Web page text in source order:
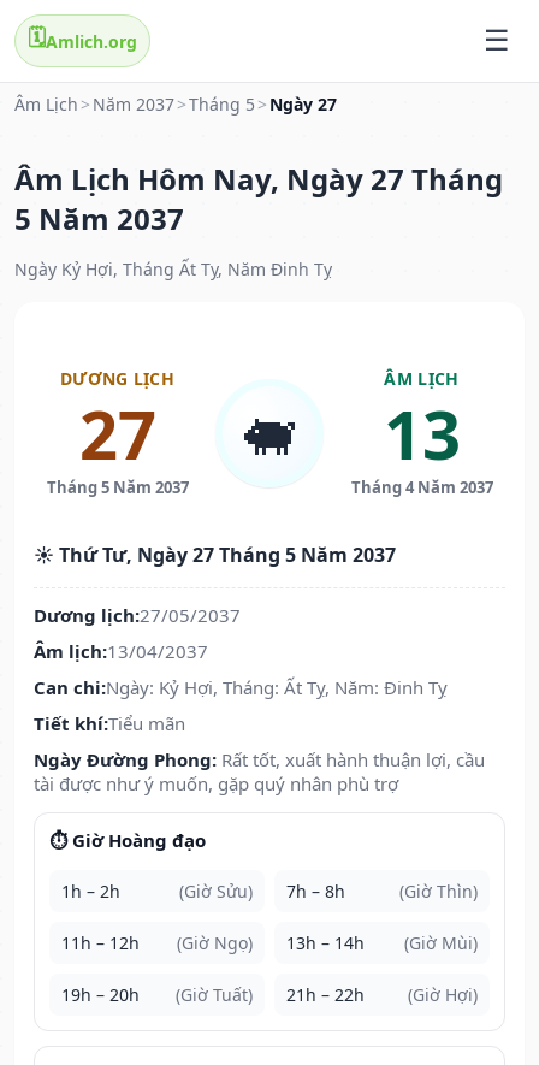
🗓️Amlich.org
Âm Lịch > Năm 2037>Tháng 5 > Ngày 27
Âm Lịch Hôm Nay, Ngày 27 Tháng
5 Năm 2037
Ngày Kỷ Hợi, Tháng Ất Tỵ, Năm Đinh Tỵ
DƯƠNG LỊCH
27
Tháng 5 Năm 2037
🐖
ÂM LỊCH
13
Tháng 4 Năm 2037
☀️ Thứ Tư, Ngày 27 Tháng 5 Năm 2037
Dương lịch:27/05/2037
Âm lịch:13/04/2037
Can chi:Ngày: Kỷ Hợi, Tháng: Ất Tỵ, Năm: Đinh Tỵ
Tiết khí:Tiểu mãn
Ngày Đường Phong: Rất tốt, xuất hành thuận lợi, cầu
tài được như ý muốn, gặp quý nhân phù trợ
⏱️ Giờ Hoàng đạo
1h – 2h (Giờ Sửu) 7h – 8h (Giờ Thìn)
11h – 12h (Giờ Ngọ) 13h – 14h (Giờ Mùi)
19h – 20h (Giờ Tuất) 21h – 22h (Giờ Hợi)